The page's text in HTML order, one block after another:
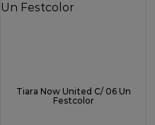
Tiara Now United C/ 06 Un
Festcolor